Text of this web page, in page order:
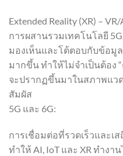
Extended Reality (XR) –
การผสานรวมเทคโนโลยี
มองเห็นและโต้ตอบกับข้อมู
มากขึ้น ทำให้ไม่จำเป็นต้อง
จะปรากฏขึ้นมาในสภาพแว
สัมผัส
5G และ 6G:
การเชื่อมต่อที่รวดเร็วและ
ทำให้ AI, IoT และ XR ทำง